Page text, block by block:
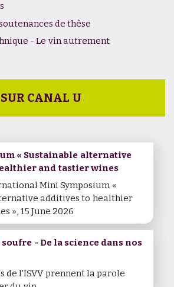
de thèse
- Le vin autrement
CANAL U
« Sustainable alternative
and tastier wines
Mini Symposium «
additives to healthier
», 15 June 2026
- De la science dans nos
de l'ISVV prennent la parole